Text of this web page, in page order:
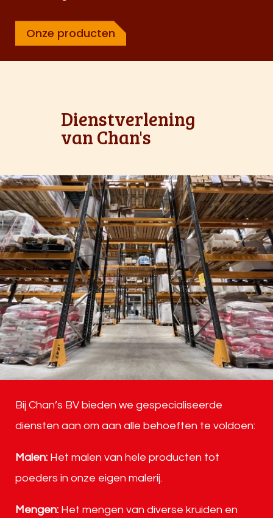
Onze producten
Dienstverlening
van Chan's
Bij Chan’s BV bieden we gespecialiseerde
diensten aan om aan alle behoeften te voldoen:
Malen: Het malen van hele producten tot
poeders in onze eigen malerij.
Mengen: Het mengen van diverse kruiden en